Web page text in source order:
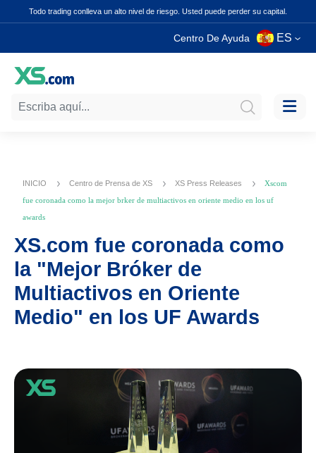
Todo trading conlleva un alto nivel de riesgo. Usted puede perder su capital.
Centro De Ayuda ES
INICIO Centro de Prensa de XS XS Press Releases
Xscom
fue coronada como la mejor brker de multiactivos en oriente medio en los uf
awards
XS.com fue coronada como
la "Mejor Bróker de
Multiactivos en Oriente
Medio" en los UF Awards